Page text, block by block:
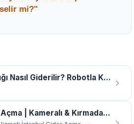
açılmaktadır.
mi?"
için borularınıza asla
ve kırma işlemi
maliyeti de minimumda
Cumhuriyet
ve şeffaf gider açma
Lağım Tıkanıklığı Nasıl Giderilir? Robotla Kanalizasyon Açma Teknikleri
İstanbul Gider Açma | Kameralı & Kırmadan Tıkanıklık Açma – 7/24